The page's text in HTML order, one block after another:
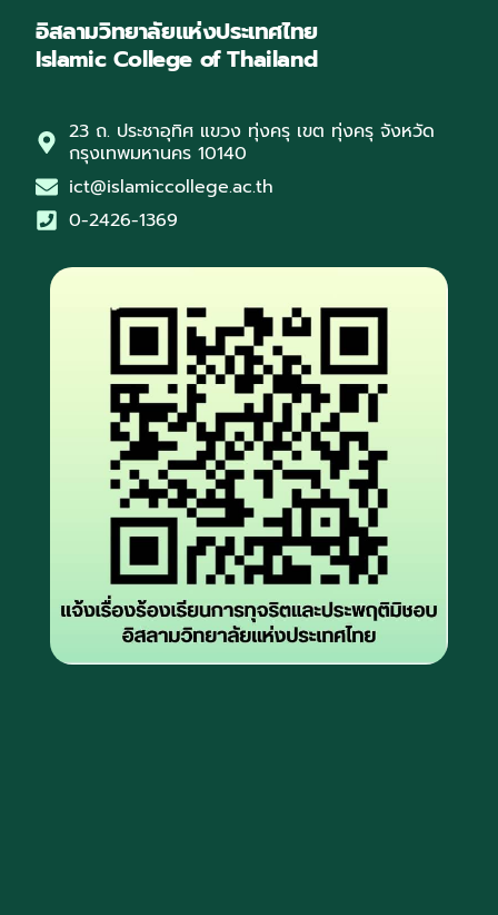
อิสลามวิทยาลัยแห่งประเทศไทย
Islamic College of Thailand
23 ถ. ประชาอุทิศ แขวง ทุ่งครุ เขต ทุ่งครุ จังหวัด
กรุงเทพมหานคร 10140
ict@islamiccollege.ac.th
0-2426-1369